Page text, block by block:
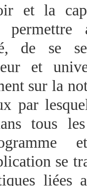
et la
de se
et
sur la
par
tous
se
liées